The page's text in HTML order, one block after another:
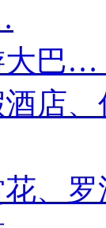
大巴…
店
、